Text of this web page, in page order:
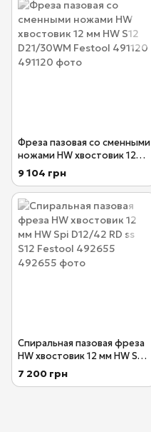
Фреза пазовая со сменными
ножами HW хвостовик 12
мм HW S12 D21/30WM
Festool 491120
9 104 грн
Спиральная пазовая фреза
HW хвостовик 12 мм HW Spi
D12/42 RD ss S12 Festool
7 200 грн